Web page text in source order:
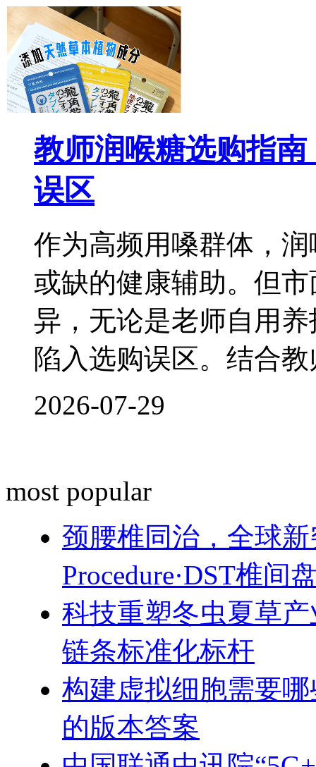
教师润喉糖选购指
误区
作为高频用嗓群体，
或缺的健康辅助。但
异，无论是老师自用
陷入选购误区。结合
2026-07-29
most popular
颈腰椎同治，全球
Procedure·DST椎间
科技重塑冬虫夏草
链条标准化标杆
构建虚拟细胞需要
的版本答案